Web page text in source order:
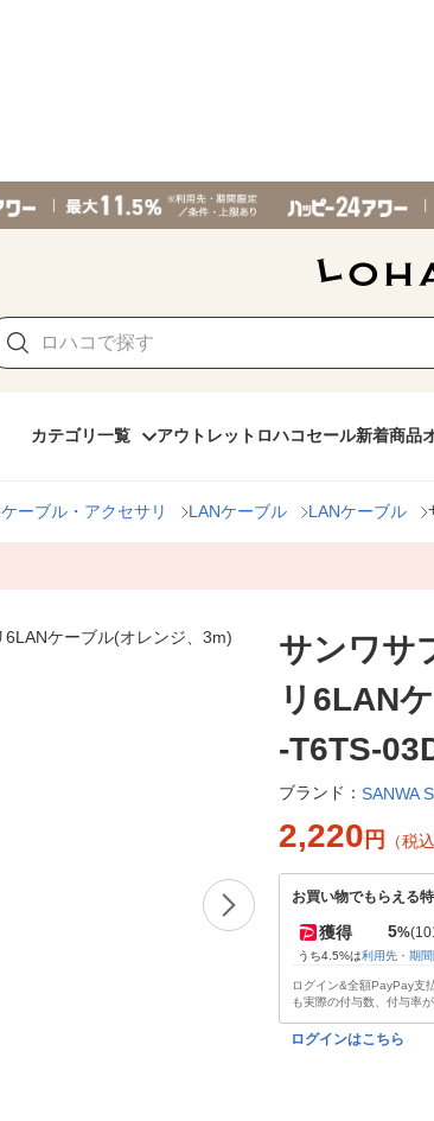
カテゴリ一覧 アウトレット ロハコセール新着商品
ケーブル・アクセサリ LANケーブル LANケーブル
サンワサ
リ6LAN
-T6TS-
ブランド： SANWA
2,220 円 （税込
お買い物でもらえる
獲得 5%
うち4.5%は利用先・期間
ログイン&全額PayPay支
も実際の付与数、付与率
ログインはこちら